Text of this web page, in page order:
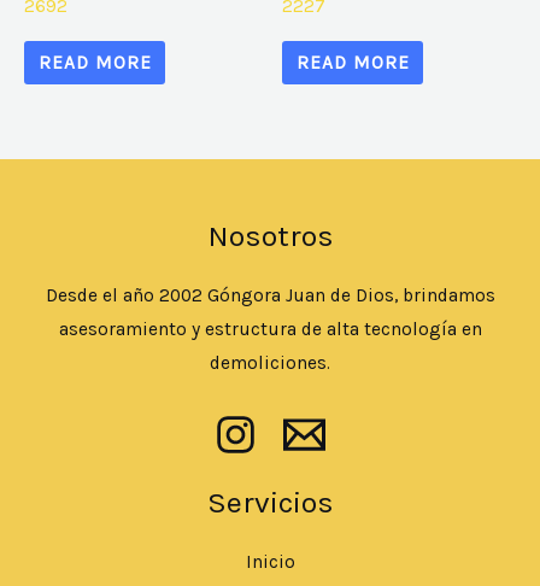
2692
READ MORE
2227
READ MORE
Nosotros
Desde el año 2002 Góngora Juan de Dios, brindamos
asesoramiento y estructura de alta tecnología en
demoliciones.
Servicios
Inicio